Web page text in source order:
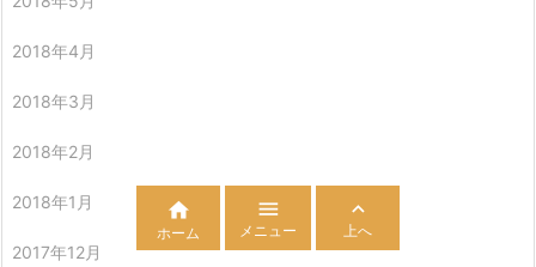
2018年4月
2018年3月
2018年2月
2018年1月
2017年12月

ホーム

メニュー

上へ